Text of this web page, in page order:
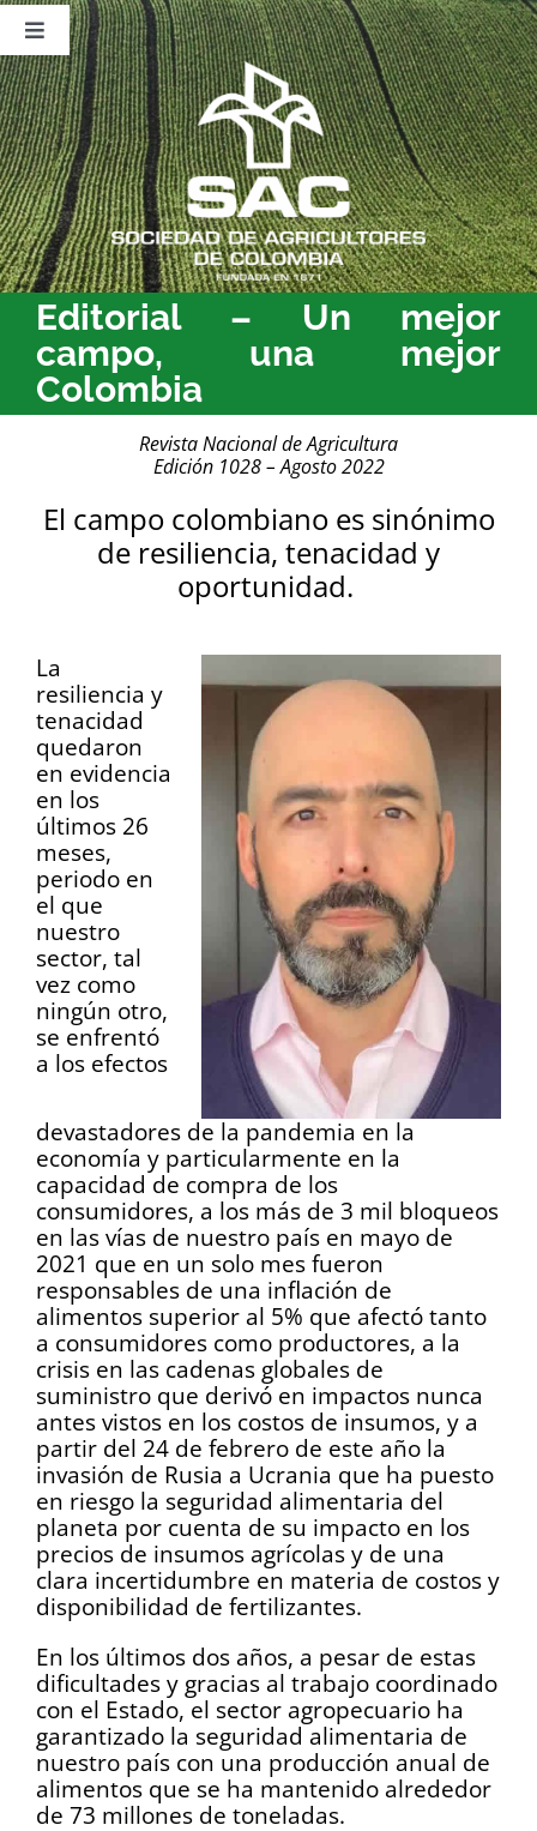
Saltar
contenido
Toggle
Navigation
Nosotros
Publicaciones
Sala de Prensa
Eventos
Editorial – Un mejor
campo, una mejor
Colombia
Revista Nacional de Agricultura
Edición 1028 – Agosto 2022
El campo colombiano es sinónimo
de resiliencia, tenacidad y
oportunidad.
La
resiliencia y
tenacidad
quedaron
en evidencia
en los
últimos 26
meses,
periodo en
el que
nuestro
sector, tal
vez como
ningún otro,
se enfrentó
a los efectos
devastadores de la pandemia en la
economía y particularmente en la
capacidad de compra de los
consumidores, a los más de 3 mil bloqueos
en las vías de nuestro país en mayo de
2021 que en un solo mes fueron
responsables de una inflación de
alimentos superior al 5% que afectó tanto
a consumidores como productores, a la
crisis en las cadenas globales de
suministro que derivó en impactos nunca
antes vistos en los costos de insumos, y a
partir del 24 de febrero de este año la
invasión de Rusia a Ucrania que ha puesto
en riesgo la seguridad alimentaria del
planeta por cuenta de su impacto en los
precios de insumos agrícolas y de una
clara incertidumbre en materia de costos y
disponibilidad de fertilizantes.
En los últimos dos años, a pesar de estas
dificultades y gracias al trabajo coordinado
con el Estado, el sector agropecuario ha
garantizado la seguridad alimentaria de
nuestro país con una producción anual de
alimentos que se ha mantenido alrededor
de 73 millones de toneladas.